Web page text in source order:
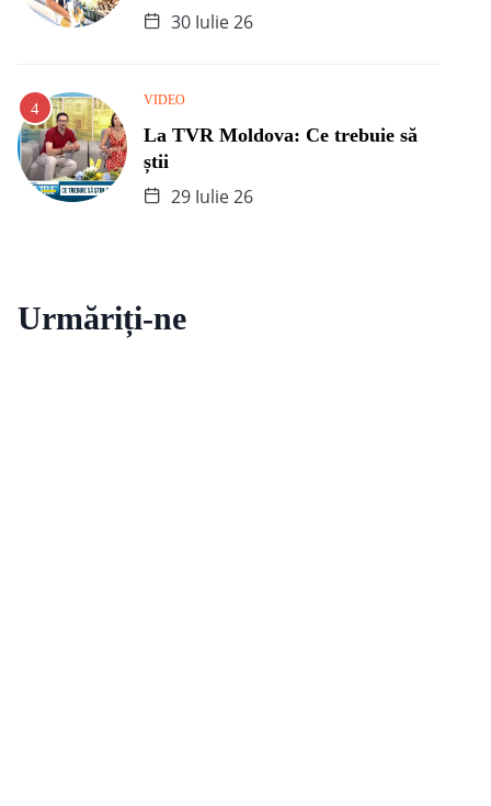
30 Iulie 26
VIDEO
La TVR Moldova: Ce trebuie să
știi
29 Iulie 26
Urmăriți-ne